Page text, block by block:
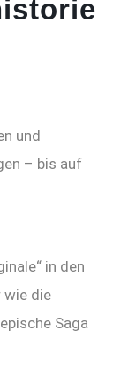
und
– bis auf
in den
wie die
Saga